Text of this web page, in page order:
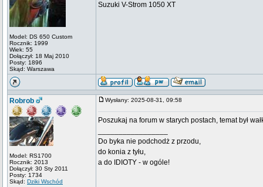
Model: DS 650 Custom
Rocznik: 1999
Wiek: 55
Dołączył: 18 Maj 2010
Posty: 1896
Skąd: Warszawa
Suzuki V-Strom 1050 XT
Robrob
Model: RS1700
Rocznik: 2013
Dołączył: 30 Sty 2011
Posty: 1734
Skąd: Dziki Wschód
Wysłany: 2025-08-31, 09:58
Poszukaj na forum w starych postach, temat był
Do byka nie podchodż z przodu,
do konia z tyłu,
a do IDIOTY - w ogóle!